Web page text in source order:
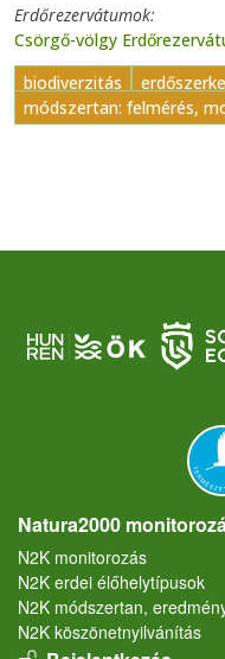
Erdőrezervátumok
Csörgő-völgy
biodiverzitás
módszertan: felmérés,
Natura2000
N2K monitorozás
N2K erdei élőhelytípusok
N2K módszertan,
N2K köszönetnyilvánítás